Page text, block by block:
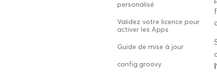
personalisé
Validez votre licence pour
activer les Apps
Guide de mise à jour
config.groovy